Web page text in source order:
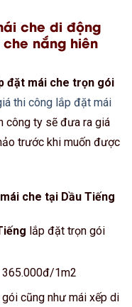
che di động
nắng hiên
đặt mái che trọn gói
thi công lắp đặt mái
công ty sẽ đưa ra giá
trước khi muốn được
che tại Dầu Tiếng
lắp đặt trọn gói
365.000đ/1m2
cũng như mái xếp di